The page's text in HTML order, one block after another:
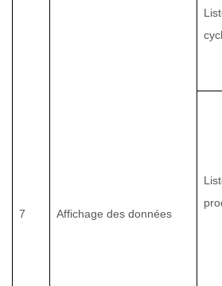
7 Affichage des données